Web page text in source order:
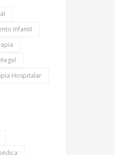
Infantil
Hospitalar